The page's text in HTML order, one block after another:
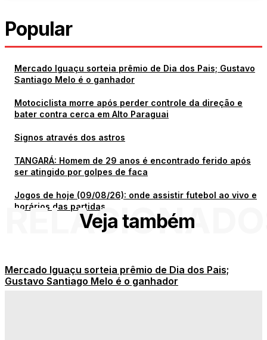
Popular
Mercado Iguaçu sorteia prêmio de Dia dos Pais; Gustavo
Santiago Melo é o ganhador
Motociclista morre após perder controle da direção e
bater contra cerca em Alto Paraguai
Signos através dos astros
TANGARÁ: Homem de 29 anos é encontrado ferido após
ser atingido por golpes de faca
Jogos de hoje (09/08/26): onde assistir futebol ao vivo e
horários das partidas
Veja também
Mercado Iguaçu sorteia prêmio de Dia dos Pais;
Gustavo Santiago Melo é o ganhador